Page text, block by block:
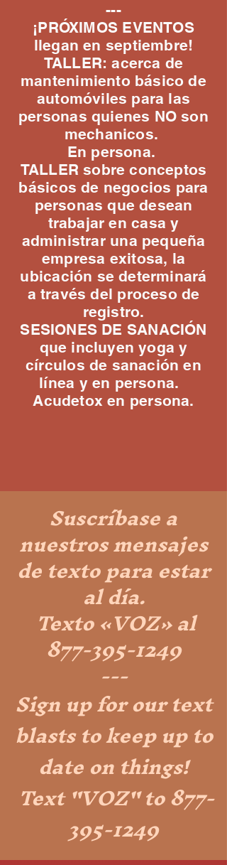
---
¡PRÓXIMOS EVENTOS
llegan en septiembre!
TALLER: acerca de
mantenimiento básico de
automóviles para las
personas quienes NO son
mechanicos.
En persona.
TALLER sobre conceptos
básicos de negocios para
personas que desean
trabajar en casa y
administrar una pequeña
empresa exitosa, la
ubicación se determinará
a través del proceso de
registro.
SESIONES DE SANACIÓN
que incluyen yoga y
círculos de sanación en
línea y en persona.
Acudetox en persona.
Suscríbase a
nuestros mensajes
de texto para estar
al día.
Texto «VOZ» al
877-395-1249
---
Sign up for our text
blasts to keep up to
date on things!
Text "VOZ" to877-
395-1249